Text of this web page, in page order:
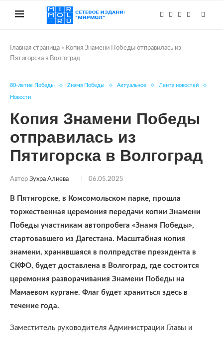
Главная страница » Копия Знамени Победы отправилась из
Пятигорска в Волгоград
80-летие Победы Zнамя Победы Актуальное Лента новостей
Новости
Копия Знамени Победы
отправилась из
Пятигорска в Волгоград
Автор Зухра Алиева 06.05.2025
В Пятигорске, в Комсомольском парке, прошла
торжественная церемония передачи копии Знамени
Победы участникам автопробега «Знамя Победы»,
стартовавшего из Дагестана. Масштабная копия
знамени, хранившаяся в полпредстве президента в
СКФО, будет доставлена в Волгоград, где состоится
церемония разворачивания Знамени Победы на
Мамаевом кургане. Флаг будет храниться здесь в
течение года.
Заместитель руководителя Администрации Главы и